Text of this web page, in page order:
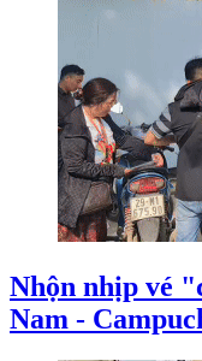
Nhộn nhịp vé
Nam -